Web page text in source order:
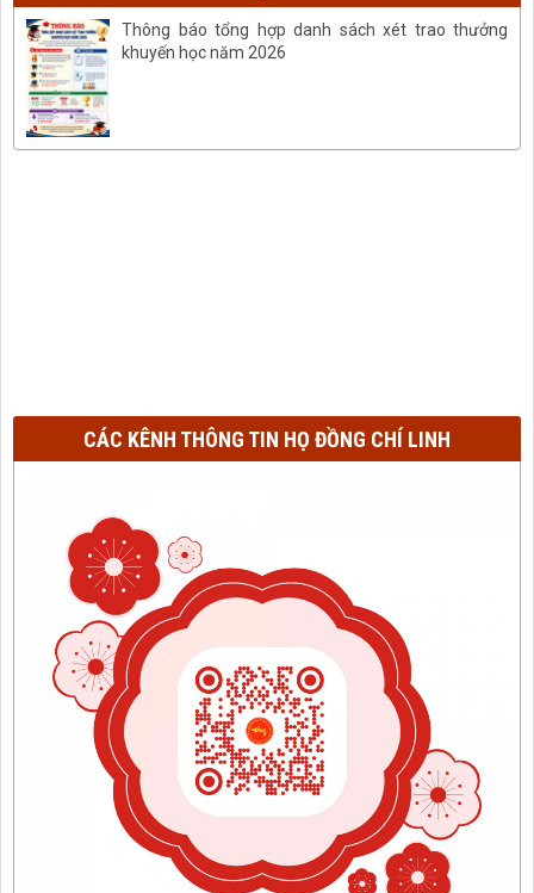
Thông báo tổng hợp danh sách xét trao thưởng
khuyến học năm 2026
CÁC KÊNH THÔNG TIN HỌ ĐỒNG CHÍ LINH